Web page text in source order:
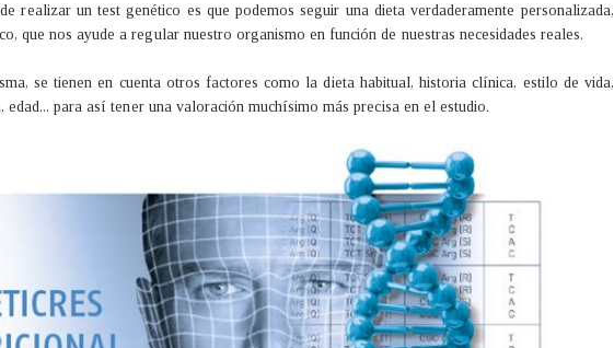
realizar un test genético es que podemos seguir una dieta verdaderamente personalizada,
que nos ayude a regular nuestro organismo en función de nuestras necesidades reales.
se tienen en cuenta otros factores como la dieta habitual, historia clínica, estilo de vida,
edad... para así tener una valoración muchísimo más precisa en el estudio.